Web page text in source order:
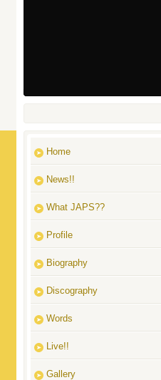
Home
News!!
What JAPS??
Profile
Biography
Discography
Words
Live!!
Gallery